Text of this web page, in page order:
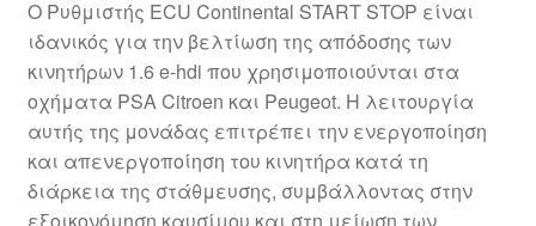
Ο Ρυθμιστής ECU Continental START STOP είναι
ιδανικός για την βελτίωση της απόδοσης των
κινητήρων 1.6 e-hdi που χρησιμοποιούνται στα
οχήματα PSA Citroen και Peugeot. Η λειτουργία
αυτής της μονάδας επιτρέπει την ενεργοποίηση
και απενεργοποίηση του κινητήρα κατά τη
διάρκεια της στάθμευσης, συμβάλλοντας στην
εξοικονόμηση καυσίμου και στη μείωση των